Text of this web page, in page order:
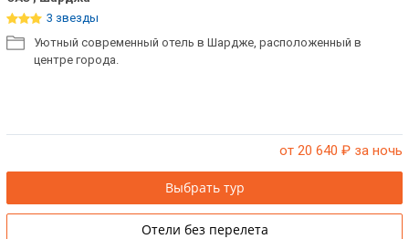
3 звезды
Уютный современный отель в Шардже, расположенный в
центре города.
от 20 640 ₽ за ночь
Выбрать тур
Отели без перелета